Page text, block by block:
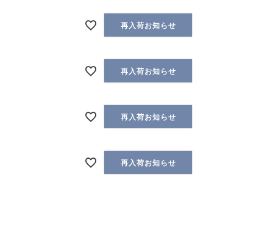
再入荷お知らせ
再入荷お知らせ
再入荷お知らせ
再入荷お知らせ